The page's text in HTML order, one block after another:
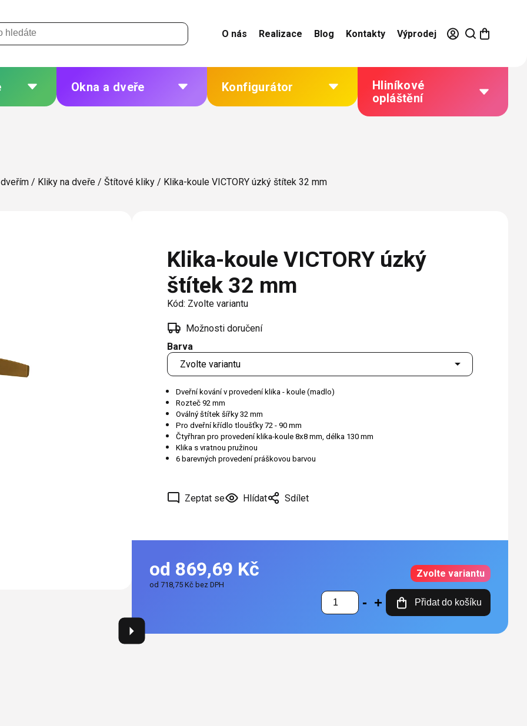
O nás Realizace Blog Kontakty Výprodej
/
Okna a dveře
Ocelová okna a dveře
Konfigurátor
Rolety
Hliníkové
opláštění
/ Kliky na dveře / Štítové kliky / Klika-koule VICTORY úzký štítek 32 mm
Klika-koule VICTORY úzký
štítek 32 mm
Kód: Zvolte variantu
Barva
Možnosti doručení
Dveřní kování v provedení klika - koule (madlo)
Rozteč 92 mm
Oválný štítek šířky 32 mm
Pro dveřní křídlo tloušťky 72 - 90 mm
Čtyřhran pro provedení klika-koule 8x8 mm, délka 130 mm
Klika s vratnou pružinou
6 barevných provedení práškovou barvou
Zeptat se Hlídat Sdílet
od 869,69 Kč
od 718,75 Kč bez DPH
Zvolte variantu
Přidat do košíku